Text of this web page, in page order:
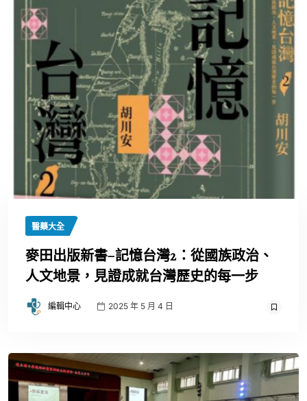
醫藥大全
麥田出版新書–記憶台灣2：從國族政治、
人文地景，見證成就台灣歷史的每一步
編輯中心 2025 年 5 月 4 日